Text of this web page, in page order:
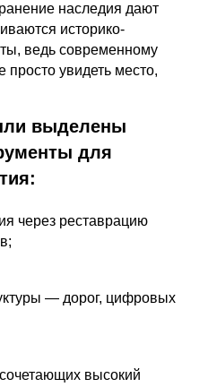
наследия дают
историко-
ведь современному
просто увидеть место,
выделены
для
через реставрацию
— дорог, цифровых
высокий